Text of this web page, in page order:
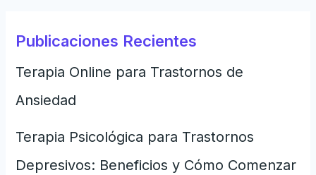
Publicaciones Recientes
Terapia Online para Trastornos de
Ansiedad
Terapia Psicológica para Trastornos
Depresivos: Beneficios y Cómo Comenzar